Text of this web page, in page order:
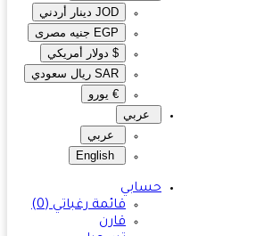
JOD دينار أردني
EGP جنيه مصرى‎
$ دولار أمريكي
SAR ريال سعودي
€ يورو
عربي
عربي
English
حسابي
قائمة رغباتي (0)
قارن